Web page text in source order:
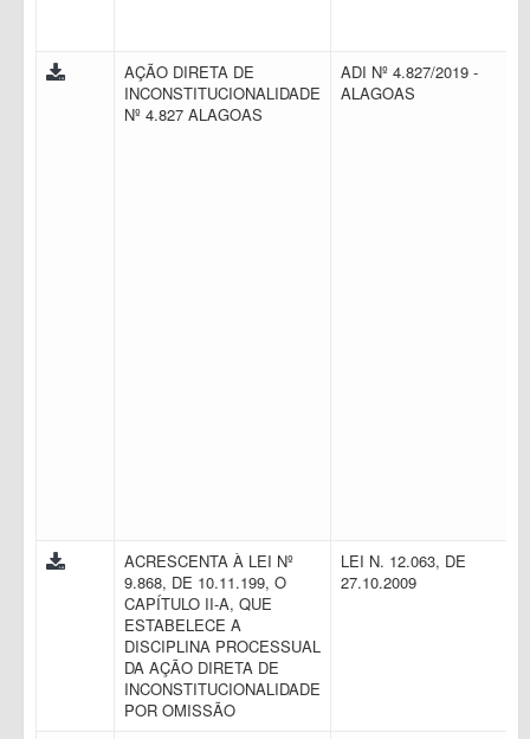
AÇÃO DIRETA DE
INCONSTITUCIONALIDADE
Nº 4.827 ALAGOAS
ADI Nº 4.827/2019 -
ALAGOAS
ACRESCENTA À LEI Nº
9.868, DE 10.11.199, O
CAPÍTULO II-A, QUE
ESTABELECE A
DISCIPLINA PROCESSUAL
DA AÇÃO DIRETA DE
INCONSTITUCIONALIDADE
POR OMISSÃO
LEI N. 12.063, DE
27.10.2009